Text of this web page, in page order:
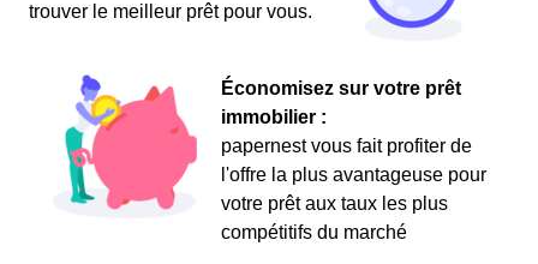
trouver le meilleur prêt pour vous.
Économisez sur votre prêt
immobilier :
papernest vous fait profiter de
l'offre la plus avantageuse pour
votre prêt aux taux les plus
compétitifs du marché